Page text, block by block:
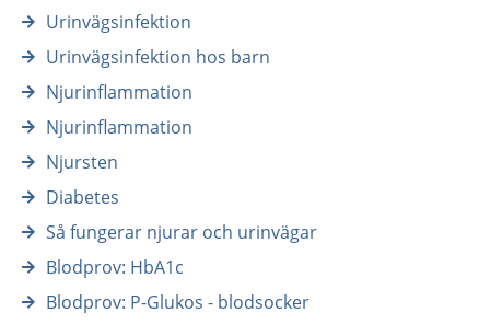
Urinvägsinfektion
Urinvägsinfektion hos barn
Njurinflammation
Njurinflammation
Njursten
Diabetes
Så fungerar njurar och urinvägar
Blodprov: HbA1c
Blodprov: P-Glukos - blodsocker